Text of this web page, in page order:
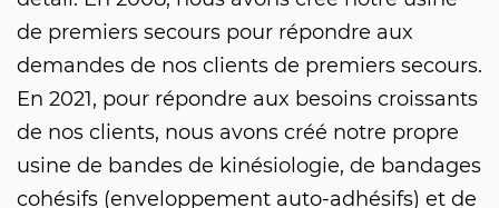
de premiers secours pour répondre aux
demandes de nos clients de premiers secours.
En 2021, pour répondre aux besoins croissants
de nos clients, nous avons créé notre propre
usine de bandes de kinésiologie, de bandages
cohésifs (enveloppement auto-adhésifs) et de